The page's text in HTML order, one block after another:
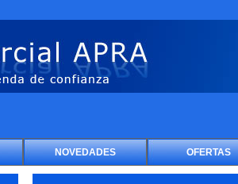
NOVEDADES OFERTAS